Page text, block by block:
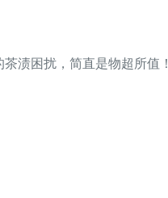
渍困扰，简直是物超所值！